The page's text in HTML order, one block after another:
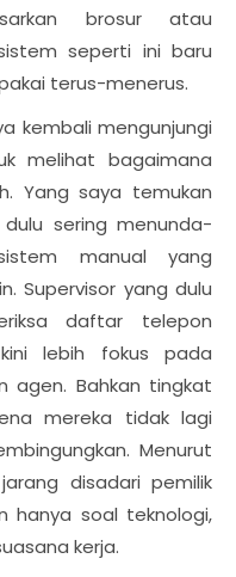
brosur atau
seperti ini baru
terus-menerus.
kembali mengunjungi
melihat bagaimana
Yang saya temukan
sering menunda-
manual yang
Supervisor yang dulu
daftar telepon
lebih fokus pada
agen. Bahkan tingkat
mereka tidak lagi
Menurut
disadari pemilik
hanya soal teknologi,
kerja.